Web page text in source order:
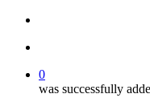
0
was successfully